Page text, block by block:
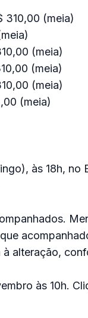
310,00 (meia)
(meia)
(meia)
(meia)
(meia)
às 18h, no
alteração,
às 10h.